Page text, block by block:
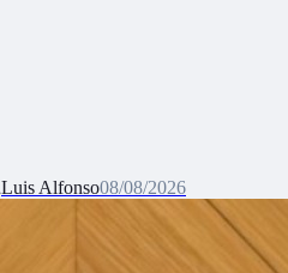
Luis Alfonso08/08/2026